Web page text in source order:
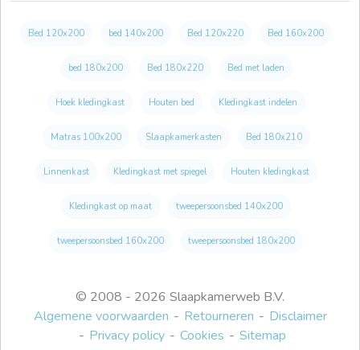
© 2008 - 2026 Slaapkamerweb B.V.
Algemene voorwaarden
Retourneren
Disclaimer
Privacy policy
Cookies Sitemap
Bed 120x200 bed 140x200 Bed 120x220 Bed 160x200
bed 180x200 Bed 180x220 Bed met laden
Hoek kledingkast Houten bed Kledingkast indelen
Matras 100x200 Slaapkamerkasten Bed 180x210
Linnenkast Kledingkast met spiegel Houten kledingkast
Kledingkast op maat tweepersoonsbed 140x200
tweepersoonsbed 160x200 tweepersoonsbed 180x200